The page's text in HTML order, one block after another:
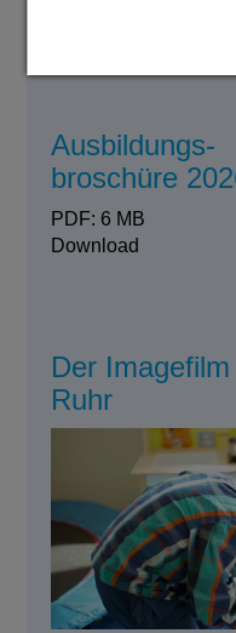
Ausbildungs-
broschüre
PDF: 6 MB
Download
Der
Ruhr